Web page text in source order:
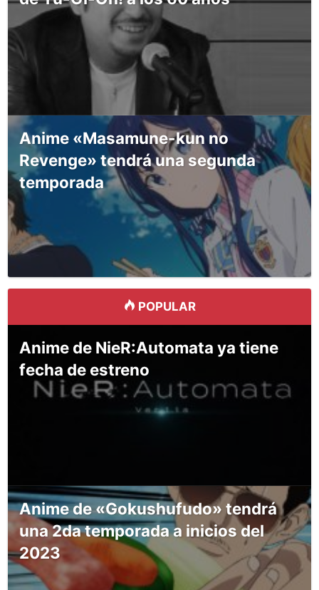
Anime «Masamune-kun no
Revenge» tendrá una segunda
temporada
POPULAR
Anime de NieR:Automata ya tiene
fecha de estreno
Anime de «Gokushufudo» tendrá
una 2da temporada a inicios del
2023